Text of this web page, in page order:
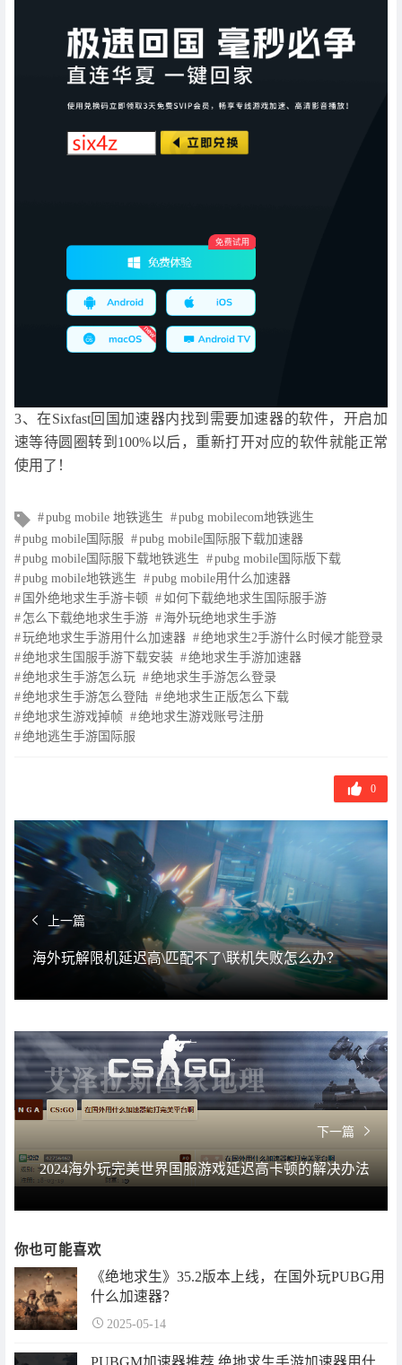
3、在Sixfast回国加速器内找到需要加速器的软件，开启加
速等待圆圈转到100%以后，重新打开对应的软件就能正常
使用了！
文
章
标
签
pubg mobile 地铁逃生
pubg mobilecom地铁逃生
pubg mobile国际服
pubg mobile国际服下载加速器
pubg mobile国际服下载地铁逃生
pubg mobile国际版下载
pubg mobile地铁逃生
pubg mobile用什么加速器
国外绝地求生手游卡顿
如何下载绝地求生国际服手游
怎么下载绝地求生手游
海外玩绝地求生手游
玩绝地求生手游用什么加速器
绝地求生2手游什么时候才能登录
绝地求生国服手游下载安装
绝地求生手游加速器
绝地求生手游怎么玩
绝地求生手游怎么登录
绝地求生手游怎么登陆
绝地求生正版怎么下载
绝地求生游戏掉帧
绝地求生游戏账号注册
绝地逃生手游国际服
0
上一篇
海外玩解限机延迟高\匹配不了\联机失败怎么办？
下一篇
2024海外玩完美世界国服游戏延迟高卡顿的解决办法
你也可能喜欢
《绝地求生》35.2版本上线，在国外玩PUBG用
什么加速器？
2025-05-14